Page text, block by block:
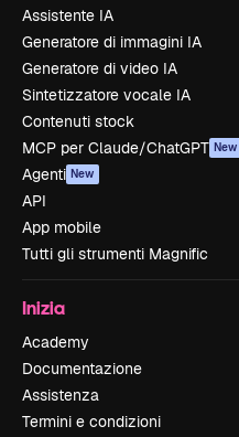
Assistente IA
Generatore di immagini IA
Generatore di video IA
Sintetizzatore vocale IA
Contenuti stock
MCP per Claude/ChatGPT New
Agenti New
API
App mobile
Tutti gli strumenti Magnific
Inizia
Academy
Documentazione
Assistenza
Termini e condizioni